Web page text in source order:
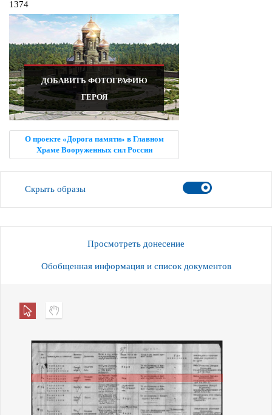
1374
ДОБАВИТЬ ФОТОГРАФИЮ
ГЕРОЯ
О проекте «Дорога памяти» в Главном
Храме Вооруженных сил России
Скрыть образы
Просмотреть донесение
Обобщенная информация и список документов